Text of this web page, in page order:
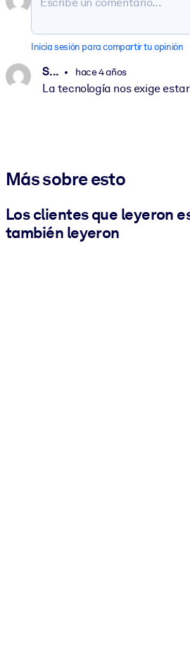
Inicia sesión para compartir tu opinión
S. .. hace 4 años
La tecnología nos exige
Más sobre esto
Los clientes que leyeron
también leyeron